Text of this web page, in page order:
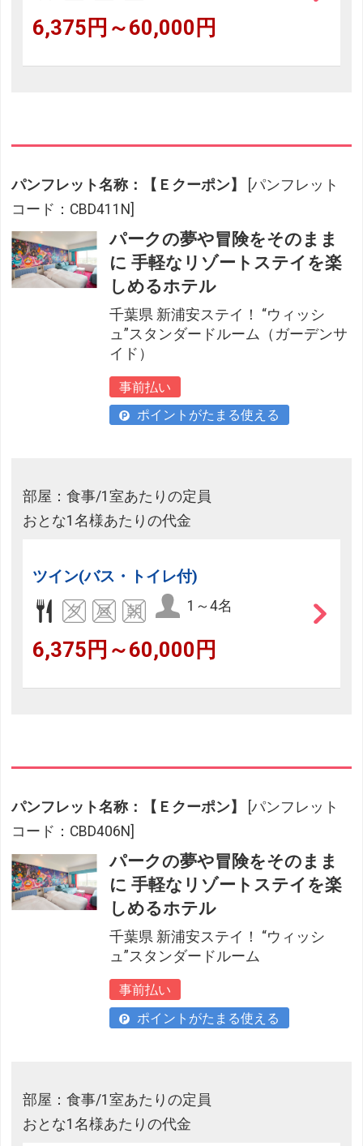
6,375円～60,000円
パンフレット名称：【Ｅクーポン】
[パンフレット
コード：CBD411N]
パークの夢や冒険をそのまま
に 手軽なリゾートステイを楽
しめるホテル
千葉県 新浦安ステイ！ “ウィッシ
ュ”スタンダードルーム（ガーデンサ
イド）
事前払い
ポイントがたまる使える
部屋：食事/1室あたりの定員
おとな1名様あたりの代金
ツイン(バス・トイレ付)
1～4名
6,375円～60,000円
パンフレット名称：【Ｅクーポン】
[パンフレット
コード：CBD406N]
パークの夢や冒険をそのまま
に 手軽なリゾートステイを楽
しめるホテル
千葉県 新浦安ステイ！ “ウィッシ
ュ”スタンダードルーム
事前払い
ポイントがたまる使える
部屋：食事/1室あたりの定員
おとな1名様あたりの代金